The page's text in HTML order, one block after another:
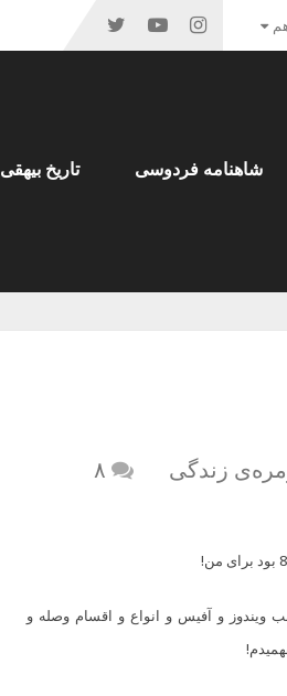
شاهنامه فردوسی تاریخ بیهقی
زندگی
۸
و آفیس و انواع و اقسام وصله و